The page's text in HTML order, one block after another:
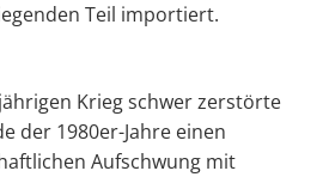
Teil importiert.
Krieg schwer zerstörte
der 1980er-Jahre einen
Aufschwung mit